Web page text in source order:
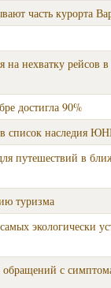
часть курорта
на нехватку рейсов
достигла 90%
в список наследия
путешествий в
туризма
экологически
обращений с